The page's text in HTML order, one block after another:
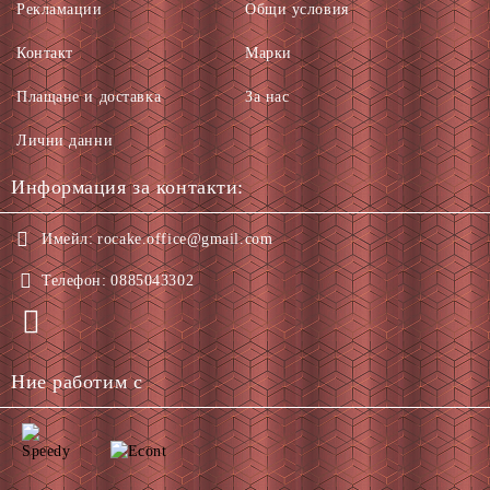
Рекламации
Контакт
Плащане и доставка
Лични данни
Общи условия
Марки
За нас
Информация за контакти:
Имейл: rocake.office@gmail.com
Телефон: 0885043302
Ние работим с